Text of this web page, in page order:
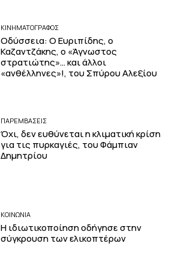
ΚΙΝΗΜΑΤΟΓΡΆΦΟΣ
Οδύσσεια: Ο Ευριπίδης, ο
Καζαντζάκης, ο «Άγνωστος
στρατιώτης»… και άλλοι
«ανθέλληνες»!, του Σπύρου Αλεξίου
ΠΑΡΕΜΒΑΣΕΙΣ
Όχι, δεν ευθύνεται η κλιματική κρίση
για τις πυρκαγιές, του Φάμπιαν
Δημητρίου
ΚΟΙΝΩΝΙΑ
Η ιδιωτικοποίηση οδήγησε στην
σύγκρουση των ελικοπτέρων